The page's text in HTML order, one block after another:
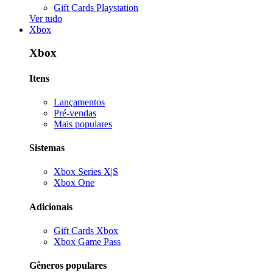
Gift Cards Playstation
Ver tudo
Xbox
Xbox
Itens
Lançamentos
Pré-vendas
Mais populares
Sistemas
Xbox Series X|S
Xbox One
Adicionais
Gift Cards Xbox
Xbox Game Pass
Gêneros populares